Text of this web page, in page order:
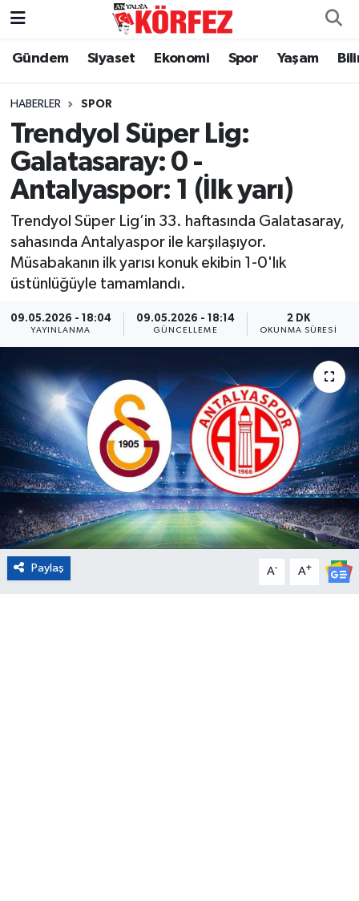
Gündem Siyaset Ekonomi Spor Yaşam
HABERLER SPOR
Trendyol Süper Lig:
Galatasaray: 0 -
Antalyaspor: 1 (İlk yarı)
Trendyol Süper Lig’in 33. haftasında Galatasaray,
sahasında Antalyaspor ile karşılaşıyor.
Müsabakanın ilk yarısı konuk ekibin 1-0'lık
üstünlüğüyle tamamlandı.
09.05.2026 - 18:04
YAYINLANMA
09.05.2026 - 18:14
GÜNCELLEME
2 DK
OKUNMA SÜRESI
Paylaş A- A+
Gündem
Siyaset
Yerel Yönetim
Ekonomi
Spor
Yaşam
Dünya
Eğitim
Sağlık
Magazin
Turizm
Çevre
Nöbetçi Eczaneler
Hava Durumu
Trafik Durumu
Süper Lig Puan Durumu ve Fikstür
Tüm Manşetler
Son Dakika Haberleri